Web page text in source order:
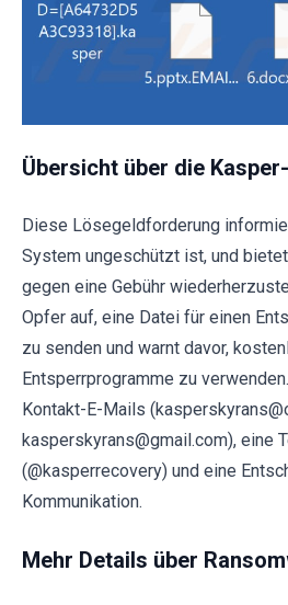
Übersicht über die
Diese Lösegeldforderung
System ungeschützt ist, und
gegen eine Gebühr
Opfer auf, eine Datei für einen
zu senden und warnt davor,
Entsperrprogramme zu
Kontakt-E-Mails
kasperskyrans@gmail.com), eine
(@kasperrecovery) und eine
Kommunikation.
Mehr Details über